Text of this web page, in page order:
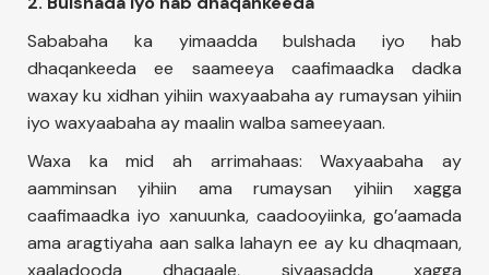
Sababaha ka yimaadda bulshada iyo hab
dhaqankeeda ee saameeya caafimaadka dadka
waxay ku xidhan yihiin waxyaabaha ay rumaysan yihiin
iyo waxyaabaha ay maalin walba sameeyaan.
Waxa ka mid ah arrimahaas: Waxyaabaha ay
aamminsan yihiin ama rumaysan yihiin xagga
caafimaadka iyo xanuunka, caadooyiinka, go’aamada
ama aragtiyaha aan salka lahayn ee ay ku dhaqmaan,
xaaladooda dhaqaale, siyaasadda xagga